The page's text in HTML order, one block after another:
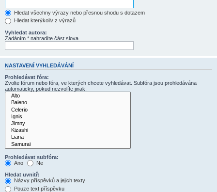
Hledat všechny výrazy nebo přesnou shodu s dotazem
Hledat kterýkoliv z výrazů
Vyhledat autora:
Zadáním * nahradíte část slova
NASTAVENÍ VYHLEDÁVÁNÍ
Prohledávat fóra:
Zvolte fórum nebo fóra, ve kterých chcete vyhledávat. Subfóra jsou prohledávána
automaticky, pokud nezvolíte jinak.
Prohledávat subfóra:
Ano
Ne
Hledat uvnitř:
Názvy příspěvků a jejich texty
Pouze text příspěvku